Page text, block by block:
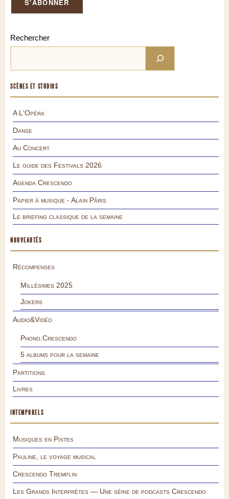
Rechercher
SCÈNES ET STUDIOS
A L'Opéra
Danse
Au Concert
Le guide des Festivals 2026
Agenda Crescendo
Papier à musique - Alain Pâris
Le briefing classique de la semaine
NOUVEAUTÉS
Récompenses
Millésimes 2025
Jokers
Audio&Vidéo
Phono.Crescendo
5 albums pour la semaine
Partitions
Livres
INTEMPORELS
Musiques en Pistes
Pauline, le voyage musical
Crescendo Tremplin
Les Grands Interprètes — Une série de podcasts Crescendo